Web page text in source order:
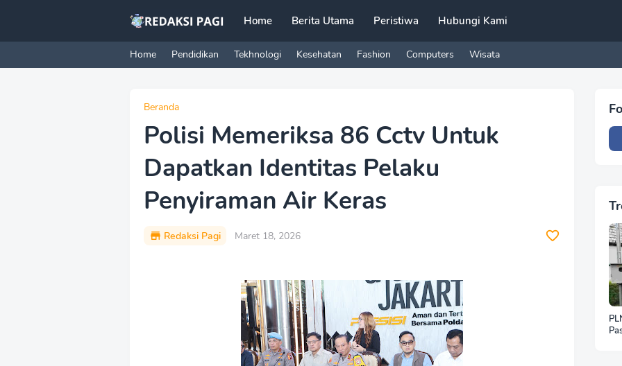
Home Berita Utama Peristiwa Hubungi Kami
Home Pendidikan Tekhnologi Kesehatan Fashion Computers Wisata
Beranda
Polisi Memeriksa 86 Cctv Untuk
Dapatkan Identitas Pelaku
Penyiraman Air Keras
Redaksi Pagi Maret 18, 2026